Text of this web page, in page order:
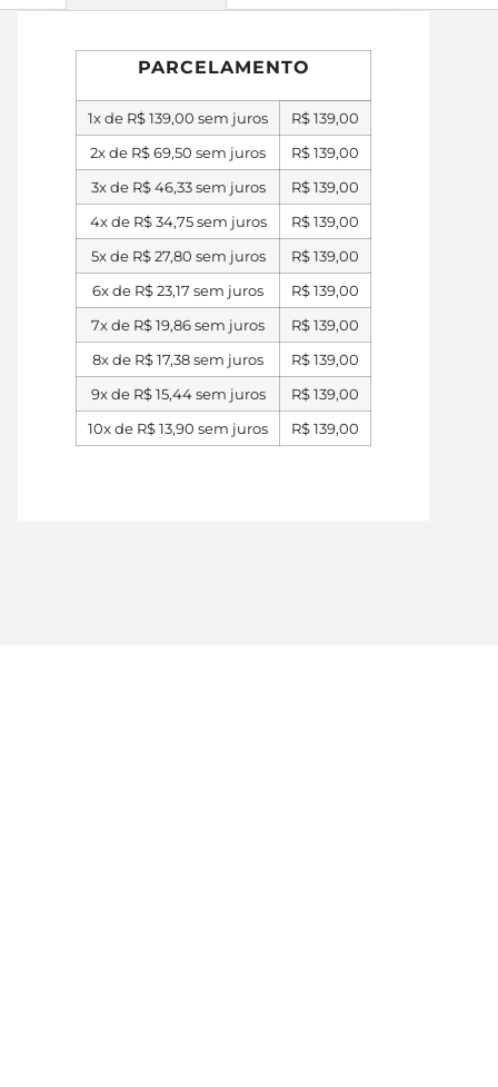
PARCELAMENTO
1x de R$139,00 sem juros R$139,00
2x de R$69,50 sem juros R$139,00
3x de R$46,33sem juros R$139,00
4x de R$34,75sem juros R$139,00
5x de R$27,80 sem juros R$139,00
6x de R$23,17 sem juros R$139,00
7x de R$19,86sem juros R$139,00
8x de R$17,38sem juros R$139,00
9x de R$15,44sem juros R$139,00
10x de R$13,90 sem juros R$139,00